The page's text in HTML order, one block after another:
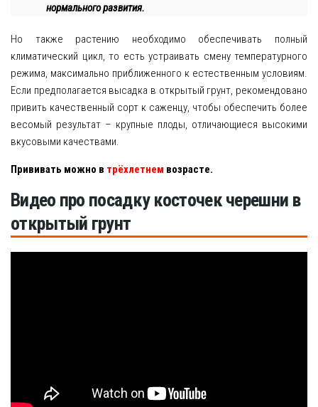
нормального развития.
Но также растению необходимо обеспечивать полный
климатический цикл, то есть устраивать смену температурного
режима, максимально приближенного к естественным условиям.
Если предполагается высадка в открытый грунт, рекомендовано
привить качественный сорт к саженцу, чтобы обеспечить более
весомый результат – крупные плоды, отличающиеся высокими
вкусовыми качествами.
Прививать можно в трёхлетнем возрасте.
Видео про посадку косточек черешни в
открытый грунт